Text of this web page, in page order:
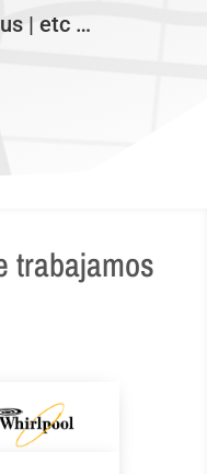
| etc …
trabajamos